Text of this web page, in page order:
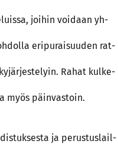
joi­hin voi­daan yh­
eri­pu­rai­suu­den rat­
Ra­hat kul­ke­
myös päin­vas­toin.
ja pe­rus­tus­lail­